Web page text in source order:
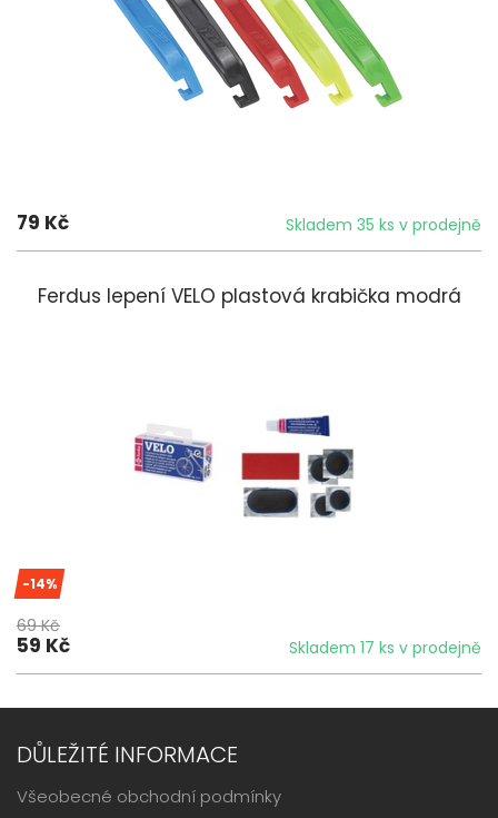
79 Kč Skladem 35 ks v prodejně
Ferdus lepení VELO plastová krabička modrá
-14%
69 Kč
59 Kč Skladem 17 ks v prodejně
DŮLEŽITÉ INFORMACE
Všeobecné obchodní podmínky